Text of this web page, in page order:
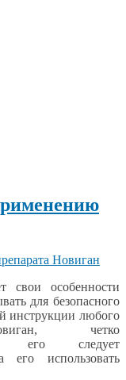
свои особенности
для безопасного
инструкции любого
четко
его следует
его использовать